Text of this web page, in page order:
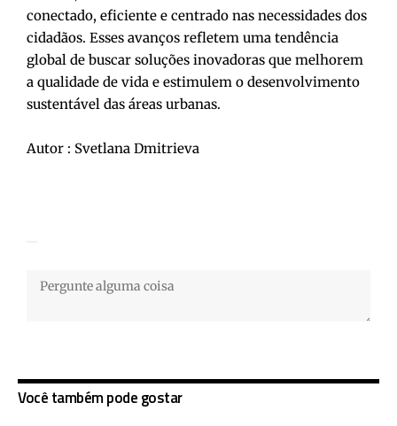
conectado, eficiente e centrado nas necessidades dos
cidadãos. Esses avanços refletem uma tendência
global de buscar soluções inovadoras que melhorem
a qualidade de vida e estimulem o desenvolvimento
sustentável das áreas urbanas.
Autor : Svetlana Dmitrieva
Você também pode gostar